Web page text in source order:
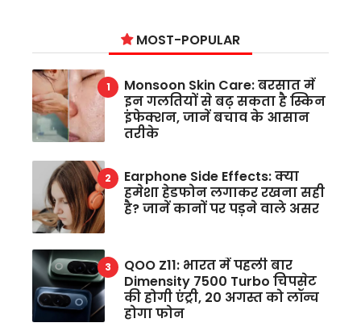
MOST-POPULAR
Monsoon Skin Care: बरसात में
इन गलतियों से बढ़ सकता है स्किन
इंफेक्शन, जानें बचाव के आसान
तरीके
Earphone Side Effects: क्या
हमेशा हेडफोन लगाकर रखना सही
है? जानें कानों पर पड़ने वाले असर
QOO Z11: भारत में पहली बार
Dimensity 7500 Turbo चिपसेट
की होगी एंट्री, 20 अगस्त को लॉन्च
होगा फोन